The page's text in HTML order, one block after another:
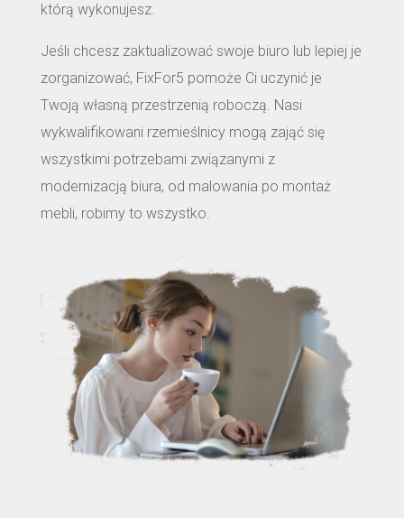
którą wykonujesz.
Jeśli chcesz zaktualizować swoje biuro lub lepiej je
zorganizować, FixFor5 pomoże Ci uczynić je
Twoją własną przestrzenią roboczą. Nasi
wykwalifikowani rzemieślnicy mogą zająć się
wszystkimi potrzebami związanymi z
modernizacją biura, od malowania po montaż
mebli, robimy to wszystko.